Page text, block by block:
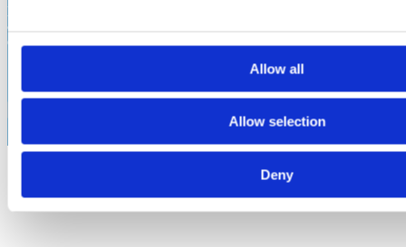
Allow all
Allow selection
Deny
per ricevere informazioni sulle attività di Italia Viva e delle sue
articolazioni mediante newsletter, tecniche di comunicazione a
distanza o strumenti di contatto tradizionali
Non do il consenso